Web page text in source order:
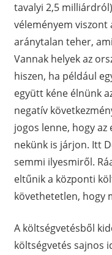
tavalyi 2,5
véleményem viszont
aránytalan teher,
Vannak helyek az
hiszen, ha például
együtt kéne élnünk
negatív
jogos lenne, hogy
nekünk is járjon. Itt
semmi ilyesmiről.
eltűnik a központi
követhetetlen, hogy
A költségvetésből
költségvetés sajnos